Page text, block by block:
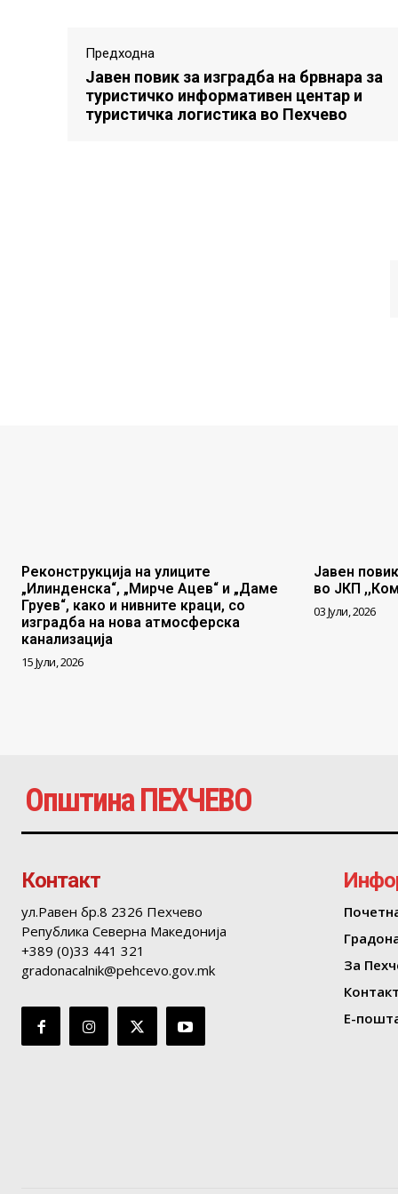
Предходна
Јавен повик за изградба на брвнара за
туристичко информативен центар и
туристичка логистика во Пехчево
Реконструкција на улиците
„Илинденска“, „Мирче Ацев“ и „Даме
Груев“, како и нивните краци, со
изградба на нова атмосферска
канализација
15 Јули, 2026
Јавен
во ЈКП
03 Јули, 2026
Општина ПЕХЧЕВО
Контакт
ул.Равен бр.8 2326 Пехчево
Република Северна Македонија
+389 (0)33 441 321
gradonacalnik@pehcevo.gov.mk
За
Контакт
Е-